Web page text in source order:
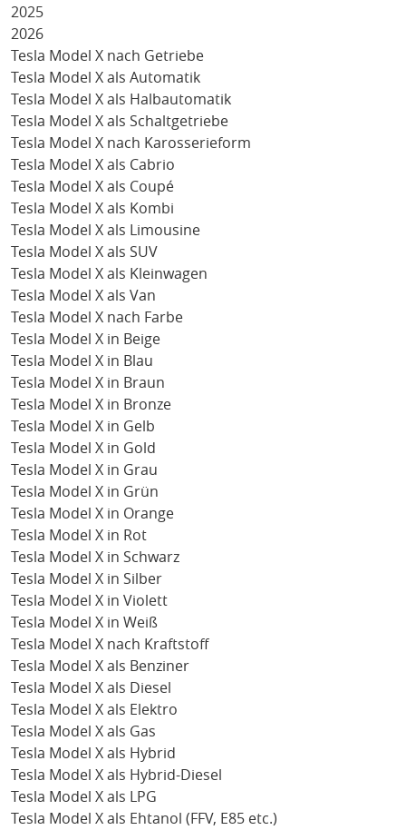
2025
2026
Tesla Model X nach Getriebe
Tesla Model X als Automatik
Tesla Model X als Halbautomatik
Tesla Model X als Schaltgetriebe
Tesla Model X nach Karosserieform
Tesla Model X als Cabrio
Tesla Model X als Coupé
Tesla Model X als Kombi
Tesla Model X als Limousine
Tesla Model X als SUV
Tesla Model X als Kleinwagen
Tesla Model X als Van
Tesla Model X nach Farbe
Tesla Model X in Beige
Tesla Model X in Blau
Tesla Model X in Braun
Tesla Model X in Bronze
Tesla Model X in Gelb
Tesla Model X in Gold
Tesla Model X in Grau
Tesla Model X in Grün
Tesla Model X in Orange
Tesla Model X in Rot
Tesla Model X in Schwarz
Tesla Model X in Silber
Tesla Model X in Violett
Tesla Model X in Weiß
Tesla Model X nach Kraftstoff
Tesla Model X als Benziner
Tesla Model X als Diesel
Tesla Model X als Elektro
Tesla Model X als Gas
Tesla Model X als Hybrid
Tesla Model X als Hybrid-Diesel
Tesla Model X als LPG
Tesla Model X als Ehtanol (FFV, E85 etc.)